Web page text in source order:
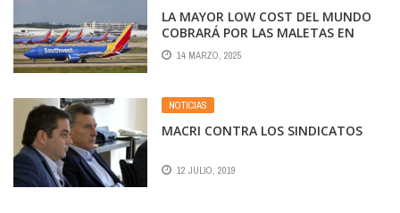
LA MAYOR LOW COST DEL MUNDO
COBRARÁ POR LAS MALETAS EN
BODEGA
14 MARZO, 2025
NOTICIAS
MACRI CONTRA LOS SINDICATOS
12 JULIO, 2019